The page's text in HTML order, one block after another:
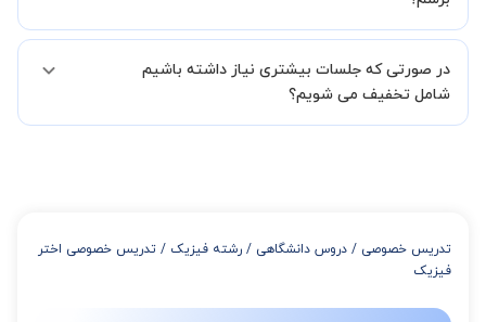
لازم جهت تکمیل درخواست شما را انجام میدهند.
همچنین میتوانید درخواست خود را از طریق تماس مستقیم با شماره
مدرس مشخص کند ابتدا باید جلسه اول کلاس درس شما با مدرس برگزار
شود تا با توجه به سطح شما و خواسته شما مدرس اعلام کنند که تقریبا
در صورتی که جلسات بیشتری نیاز داشته باشیم
شامل تخفیف می شویم؟
از 12 تا 15 جلسه: 7% تخفیف
از 16 تا 100 جلسه: 9% تخفیف
تدریس خصوصی / دروس دانشگاهی / رشته فیزیک / تدریس خصوصی اختر
فیزیک